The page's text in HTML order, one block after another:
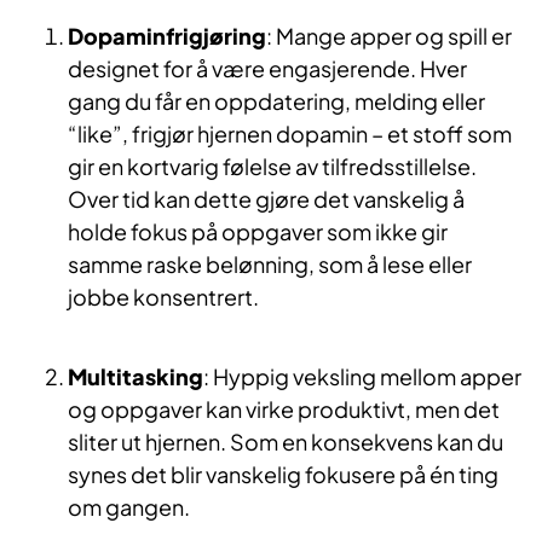
Dopaminfrigjøring: Mange apper og spill er
designet for å være engasjerende. Hver
gang du får en oppdatering, melding eller
“like”, frigjør hjernen dopamin – et stoff som
gir en kortvarig følelse av tilfredsstillelse.
Over tid kan dette gjøre det vanskelig å
holde fokus på oppgaver som ikke gir
samme raske belønning, som å lese eller
jobbe konsentrert.
Multitasking: Hyppig veksling mellom apper
og oppgaver kan virke produktivt, men det
sliter ut hjernen. Som en konsekvens kan du
synes det blir vanskelig fokusere på én ting
om gangen.